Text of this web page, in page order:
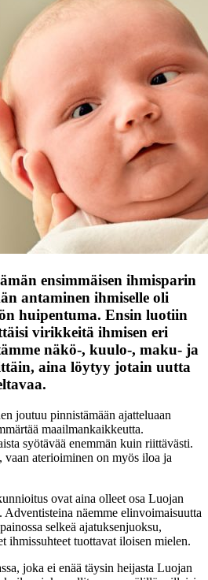
ensimmäisen ihmisparin
antaminen ihmiselle oli
huipentuma. Ensin luotiin
virikkeitä ihmisen eri
näkö-, kuulo-, maku- ja
aina löytyy jotain uutta
joutuu pinnistämään ajatteluaan
maailmankaikkeutta.
syötävää enemmän kuin riittävästi.
vaan aterioiminen on myös iloa ja
ovat aina olleet osa Luojan
näemme elinvoimaisuutta
selkeä ajatuksenjuoksu,
ihmissuhteet tuottavat iloisen mielen.
joka ei enää täysin heijasta Luojan